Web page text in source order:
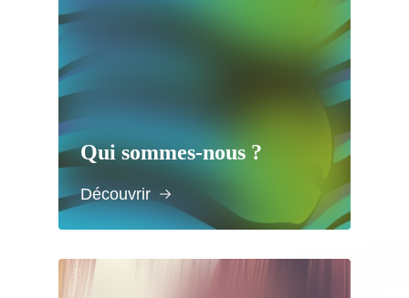
Qui sommes-nous ?
Découvrir